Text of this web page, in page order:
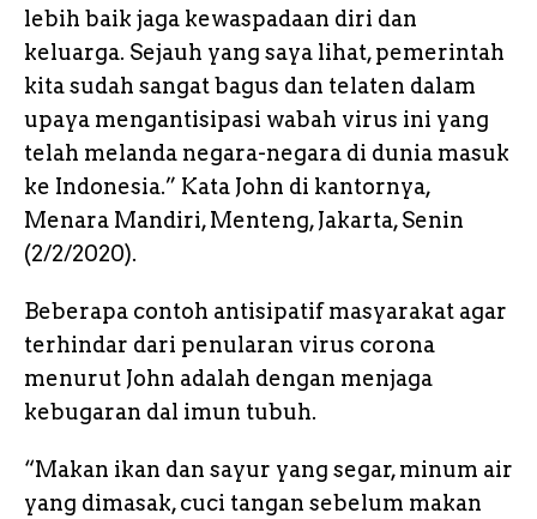
lebih baik jaga kewaspadaan diri dan
keluarga. Sejauh yang saya lihat, pemerintah
kita sudah sangat bagus dan telaten dalam
upaya mengantisipasi wabah virus ini yang
telah melanda negara-negara di dunia masuk
ke Indonesia.” Kata John di kantornya,
Menara Mandiri, Menteng, Jakarta, Senin
(2/2/2020).
Beberapa contoh antisipatif masyarakat agar
terhindar dari penularan virus corona
menurut John adalah dengan menjaga
kebugaran dal imun tubuh.
“Makan ikan dan sayur yang segar, minum air
yang dimasak, cuci tangan sebelum makan